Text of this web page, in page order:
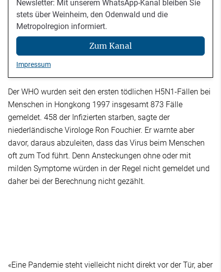
Newsletter: Mit unserem WhatsApp-Kanal bleiben Sie
stets über Weinheim, den Odenwald und die
Metropolregion informiert.
Zum Kanal
Impressum
Der WHO wurden seit den ersten tödlichen H5N1-Fällen bei
Menschen in Hongkong 1997 insgesamt 873 Fälle
gemeldet. 458 der Infizierten starben, sagte der
niederländische Virologe Ron Fouchier. Er warnte aber
davor, daraus abzuleiten, dass das Virus beim Menschen
oft zum Tod führt. Denn Ansteckungen ohne oder mit
milden Symptome würden in der Regel nicht gemeldet und
daher bei der Berechnung nicht gezählt.
«Eine Pandemie steht vielleicht nicht direkt vor der Tür, aber